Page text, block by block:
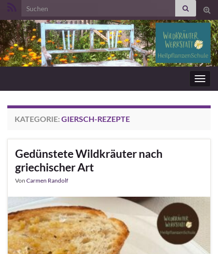
Search for:
KATEGORIE: GIERSCH-REZEPTE
Gedünstete Wildkräuter nach
griechischer Art
Von Carmen Randolf